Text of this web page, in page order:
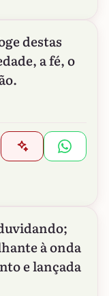
destas
a fé, o
à onda
e lançada